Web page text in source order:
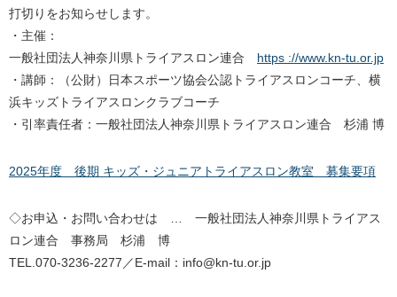
打切りをお知らせします。
・主催：
一般社団法人神奈川県トライアスロン連合 https ://www.kn-tu.or.jp
・講師：（公財）日本スポーツ協会公認トライアスロンコーチ、横
浜キッズトライアスロンクラブコーチ
・引率責任者：一般社団法人神奈川県トライアスロン連合 杉浦 博
2025年度 後期 キッズ・ジュニアトライアスロン教室 募集要項
◇お申込・お問い合わせは … 一般社団法人神奈川県トライアス
ロン連合 事務局 杉浦 博
TEL.070-3236-2277／E-mail：info@kn-tu.or.jp